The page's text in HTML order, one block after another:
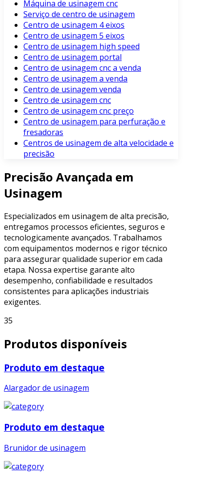
Máquina de usinagem cnc
Serviço de centro de usinagem
Centro de usinagem 4 eixos
Centro de usinagem 5 eixos
Centro de usinagem high speed
Centro de usinagem portal
Centro de usinagem cnc a venda
Centro de usinagem a venda
Centro de usinagem venda
Centro de usinagem cnc
Centro de usinagem cnc preço
Centro de usinagem para perfuração e
fresadoras
Centros de usinagem de alta velocidade e
precisão
Precisão Avançada em
Usinagem
Especializados em usinagem de alta precisão,
entregamos processos eficientes, seguros e
tecnologicamente avançados. Trabalhamos
com equipamentos modernos e rigor técnico
para assegurar qualidade superior em cada
etapa. Nossa expertise garante alto
desempenho, confiabilidade e resultados
consistentes para aplicações industriais
exigentes.
35
Produtos disponíveis
Produto em destaque
Alargador de usinagem
Produto em destaque
Brunidor de usinagem